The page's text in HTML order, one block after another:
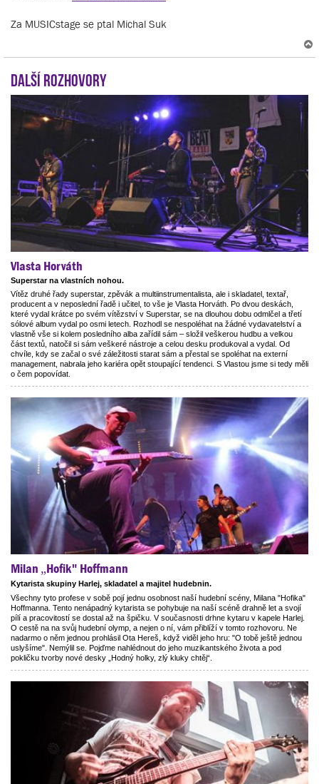
Za MUSICstage se ptal Michal Suk
Další rozhovory
Vlasta Horváth
Superstar na vlastních nohou.
Vítěz druhé řady superstar, zpěvák a multiinstrumentalista, ale i skladatel, textař,
producent a v neposlední řadě i učitel, to vše je Vlasta Horváth. Po dvou deskách,
které vydal krátce po svém vítězství v Superstar, se na dlouhou dobu odmlčel a třetí
sólové album vydal po osmi letech. Rozhodl se nespoléhat na žádné vydavatelství a
vlastně vše si kolem posledního alba zařídil sám – složil veškerou hudbu a velkou
část textů, natočil si sám veškeré nástroje a celou desku produkoval a vydal. Od
chvíle, kdy se začal o své záležitosti starat sám a přestal se spoléhat na externí
management, nabrala jeho kariéra opět stoupající tendenci. S Vlastou jsme si tedy měli
o čem popovídat.
Milan „Hofik" Hoffmann
Kytarista skupiny Harlej, skladatel a majitel hudebnin.
Všechny tyto profese v sobě pojí jednu osobnost naší hudební scény, Milana "Hofika"
Hoffmanna. Tento nenápadný kytarista se pohybuje na naší scéně drahně let a svojí
pílí a pracovitostí se dostal až na špičku. V současnosti drhne kytaru v kapele Harlej.
O cestě na na svůj hudební olymp, a nejen o ní, vám přiblíží v tomto rozhovoru. Ne
nadarmo o něm jednou prohlásil Ota Hereš, když viděl jeho hru: "O tobě ještě jednou
uslyšíme". Nemýlil se. Pojďme nahlédnout do jeho muzikantského života a pod
pokličku tvorby nové desky „Hodný holky, zlý kluky chtěj“.